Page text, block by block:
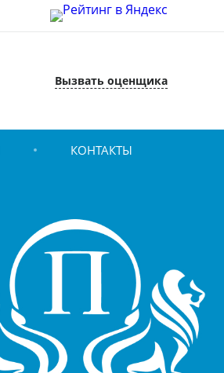
Вызвать оценщика
КОНТАКТЫ